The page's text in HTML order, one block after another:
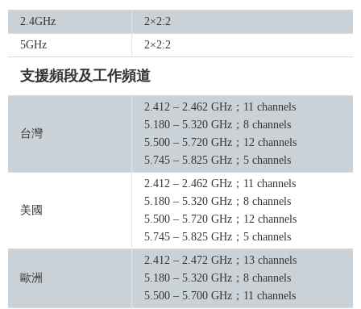
2.4GHz
2×2:2
5GHz
2×2:2
支援頻段及工作頻道
台灣
2.412 – 2.462 GHz；11 channels
5.180 – 5.320 GHz；8 channels
5.500 – 5.720 GHz；12 channels
5.745 – 5.825 GHz；5 channels
美國
2.412 – 2.462 GHz；11 channels
5.180 – 5.320 GHz；8 channels
5.500 – 5.720 GHz；12 channels
5.745 – 5.825 GHz；5 channels
歐洲
2.412 – 2.472 GHz；13 channels
5.180 – 5.320 GHz；8 channels
5.500 – 5.700 GHz；11 channels